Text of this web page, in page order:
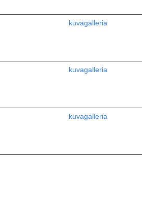
kuvagalleria
kuvagalleria
kuvagalleria